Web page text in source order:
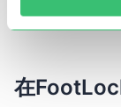
冲浪，以及连
在